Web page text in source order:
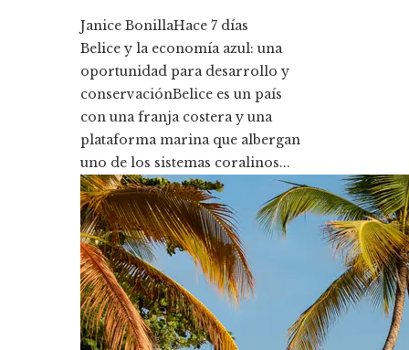
Janice BonillaHace 7 días
Belice y la economía azul: una
oportunidad para desarrollo y
conservaciónBelice es un país
con una franja costera y una
plataforma marina que albergan
uno de los sistemas coralinos...